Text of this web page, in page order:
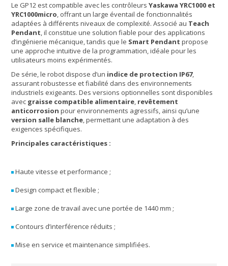
Le GP12 est compatible avec les contrôleursYaskawa YRC1000 et
YRC1000micro, offrant un large éventail de fonctionnalités
adaptées à différents niveaux de complexité. Associé au Teach
Pendant, il constitue une solution fiable pour des applications
d’ingénierie mécanique, tandis que le Smart Pendant propose
une approche intuitive de la programmation, idéale pour les
utilisateurs moins expérimentés.
De série, le robot dispose d’un indice de protection IP67,
assurant robustesse et fiabilité dans des environnements
industriels exigeants. Des versions optionnelles sont disponibles
avec graisse compatible alimentaire, revêtement
anticorrosion pour environnements agressifs, ainsi qu’une
version salle blanche, permettant une adaptation à des
exigences spécifiques.
Principales caractéristiques :
Haute vitesse et performance ;
Design compact et flexible ;
Large zone de travail avec une portée de 1440 mm ;
Contours d’interférence réduits ;
Mise en service et maintenance simplifiées.